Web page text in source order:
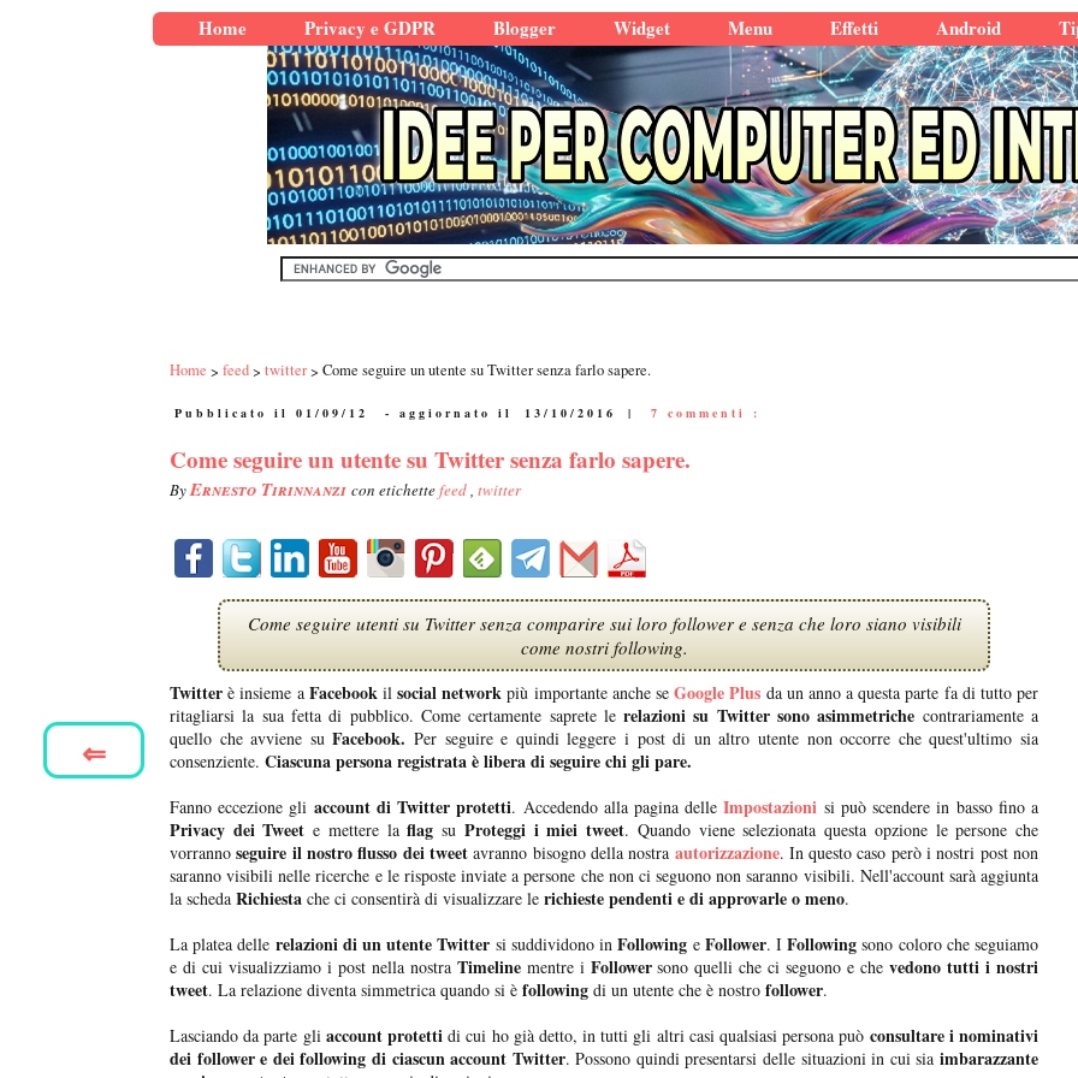
Home Privacy e GDPR Blogger Widget Menu Effetti Android
Home feed twitter Come seguire un utente su Twitter senza farlo sapere.
Pubblicato il 01/09/12 - aggiornato il 13/10/2016 | 7 commenti :
Come seguire un utente su Twitter senza farlo sapere.
ByErnesto Tirinnanzi con etichettefeed, twitter
Come seguire utenti su Twitter senza comparire sui loro follower e senza che loro siano visibili
come nostri following.
Twitter è insieme a Facebook ilsocial network più importante anche se Google Plus da un anno a questa parte fa di tutto per
ritagliarsi la sua fetta di pubblico. Come certamente saprete lerelazioni su Twitter sono asimmetriche contrariamente a
quello che avviene suFacebook. Per seguire e quindi leggere i post di un altro utente non occorre che quest'ultimo sia
consenziente. Ciascuna persona registrata è libera di seguire chi gli pare.
Fanno eccezione gli account di Twitter protetti. Accedendo alla pagina delleImpostazioni si può scendere in basso fino a
Privacy dei Tweet e mettere laflag su Proteggi i miei tweet. Quando viene selezionata questa opzione le persone che
vorrannoseguire il nostro flusso dei tweetavranno bisogno della nostra autorizzazione. In questo caso però i nostri post non
saranno visibili nelle ricerche e le risposte inviate a persone che non ci seguono non saranno visibili. Nell'account sarà aggiunta
la scheda Richiesta che ci consentirà di visualizzare le richieste pendenti e di approvarle o meno.
La platea delle relazioni di un utente Twitter si suddividono inFollowing eFollower. IFollowing sono coloro che seguiamo
e di cui visualizziamo i post nella nostraTimelinementre i Followersono quelli che ci seguono e chevedono tutti i nostri
tweet. La relazione diventa simmetrica quando si è following di un utente che è nostro follower.
Lasciando da parte gli account protettidi cui ho già detto, in tutti gli altri casi qualsiasi persona può consultare i nominativi
dei follower e dei following di ciascun account Twitter. Possono quindi presentarsi delle situazioni in cui siaimbarazzante
⇐